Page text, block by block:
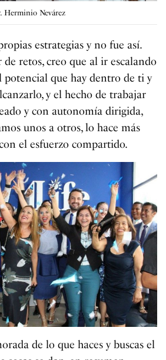
Herminio Nevárez
estrategias y no fue así.
retos, creo que al ir escalando
potencial que hay dentro de ti y
y el hecho de trabajar
y con autonomía dirigida,
unos a otros, lo hace más
el esfuerzo compartido.
de lo que haces y buscas el